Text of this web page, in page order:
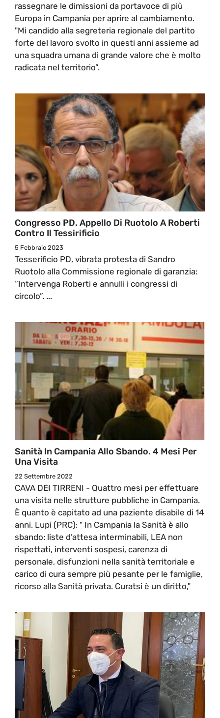
rassegnare le dimissioni da portavoce di più
Europa in Campania per aprire al cambiamento.
"Mi candido alla segreteria regionale del partito
forte del lavoro svolto in questi anni assieme ad
una squadra umana di grande valore che è molto
radicata nel territorio”.
Congresso PD. Appello Di Ruotolo A Roberti
Contro Il Tessirificio
5 Febbraio 2023
Tesserificio PD, vibrata protesta di Sandro
Ruotolo alla Commissione regionale di garanzia:
“Intervenga Roberti e annulli i congressi di
circolo”. ...
Sanità In Campania Allo Sbando. 4 Mesi Per
Una Visita
22 Settembre 2022
CAVA DEI TIRRENI - Quattro mesi per effettuare
una visita nelle strutture pubbliche in Campania.
È quanto è capitato ad una paziente disabile di 14
anni. Lupi (PRC): " In Campania la Sanità è allo
sbando: liste d’attesa interminabili, LEA non
rispettati, interventi sospesi, carenza di
personale, disfunzioni nella sanità territoriale e
carico di cura sempre più pesante per le famiglie,
ricorso alla Sanità privata. Curatsi è un diritto,"